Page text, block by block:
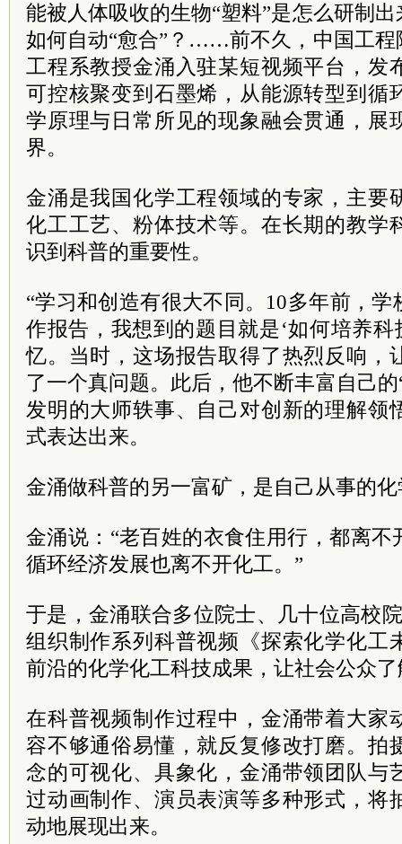
能被人体吸收的生物“塑料”是怎么研制
如何自动“愈合”？……前不久，中国工程
工程系教授金涌入驻某短视频平台，发
可控核聚变到石墨烯，从能源转型到循
学原理与日常所见的现象融会贯通，展
界。
金涌是我国化学工程领域的专家，主要
化工工艺、粉体技术等。在长期的教学
识到科普的重要性。
“学习和创造有很大不同。10多年前，
作报告，我想到的题目就是‘如何培养科
忆。当时，这场报告取得了热烈反响，
了一个真问题。此后，他不断丰富自己
发明的大师轶事、自己对创新的理解领
式表达出来。
金涌做科普的另一富矿，是自己从事的
金涌说：“老百姓的衣食住用行，都离
循环经济发展也离不开化工。”
于是，金涌联合多位院士、几十位高校
组织制作系列科普视频《探索化学化工
前沿的化学化工科技成果，让社会公众
在科普视频制作过程中，金涌带着大家
容不够通俗易懂，就反复修改打磨。拍
念的可视化、具象化，金涌带领团队与
过动画制作、演员表演等多种形式，将
动地展现出来。